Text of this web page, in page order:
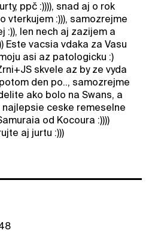
ppč :)))), snad aj o rok
vterkujem :))), samozrejme
:)), len nech aj zazijem a
Este vacsia vdaka za Vasu
asi az patologicku :)
skvele az by ze vyda
den po.., samozrejme
ako bolo na Swans, a
ceske remeselne
od Kocoura :))))
aj jurtu :)))